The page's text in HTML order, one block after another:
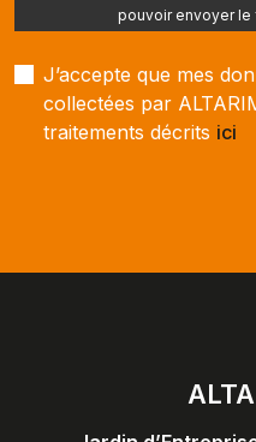
pouvoir envoyer le
J’accepte que mes
collectées par
traitements décrits ici